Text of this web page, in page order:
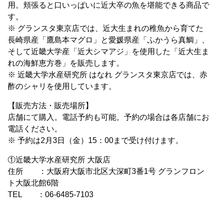
用。頬張ると口いっぱいに近大卒の魚を堪能できる商品で
す。
※ グランスタ東京店では、近大生まれの稚魚から育てた
長崎県産「鷹島本マグロ」と愛媛県産「ふかうら真鯛」、
そして近畿大学産「近大シマアジ」を使用した「近大生ま
れの海鮮恵方巻」を販売します。
※ 近畿大学水産研究所 はなれ グランスタ東京店では、赤
酢のシャリを使用しています。
【販売方法・販売場所】
店舗にて購入。電話予約も可能。予約の場合は各店舗にお
電話ください。
※ 予約は2月3日（金）15：00まで受け付けます。
①近畿大学水産研究所 大阪店
住所 ：大阪府大阪市北区大深町3番1号 グランフロン
ト大阪北館6階
TEL ：06-6485-7103